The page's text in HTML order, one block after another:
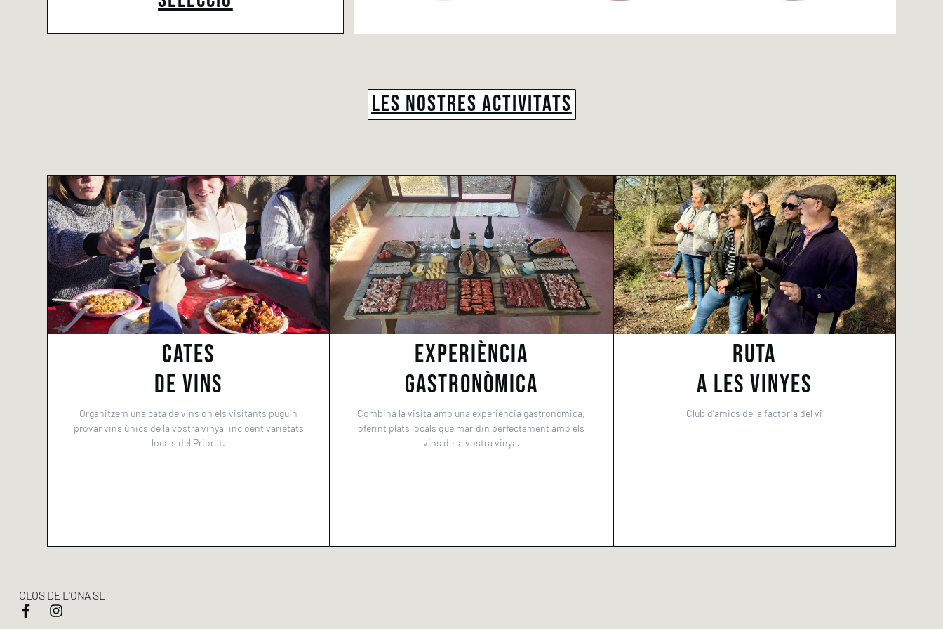
LES NOSTRES ACTIVITATS
CATES
DE VINS
Organitzem una cata de vins on els visitants puguin
provar vins únics de la vostra vinya, incloent varietats
locals del Priorat.
EXPERIÈNCIA
GASTRONÒMICA
Combina la visita amb una experiència gastronòmica,
oferint plats locals que maridin perfectament amb els
vins de la vostra vinya.
RUTA
A LES VINYES
Club d'amics de la factoria del vi
CLOS DE L'ONA SL